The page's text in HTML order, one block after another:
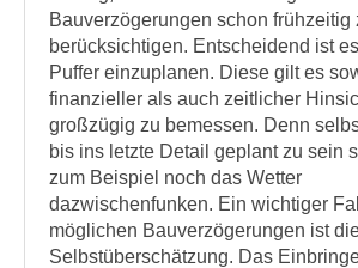
Bauverzögerungen schon frühzeitig
berücksichtigen. Entscheidend ist
Puffer einzuplanen. Diese gilt es
finanzieller als auch zeitlicher
großzügig zu bemessen. Denn
bis ins letzte Detail geplant zu sein
zum Beispiel noch das Wetter
dazwischenfunken. Ein wichtiger
möglichen Bauverzögerungen ist
Selbstüberschätzung. Das